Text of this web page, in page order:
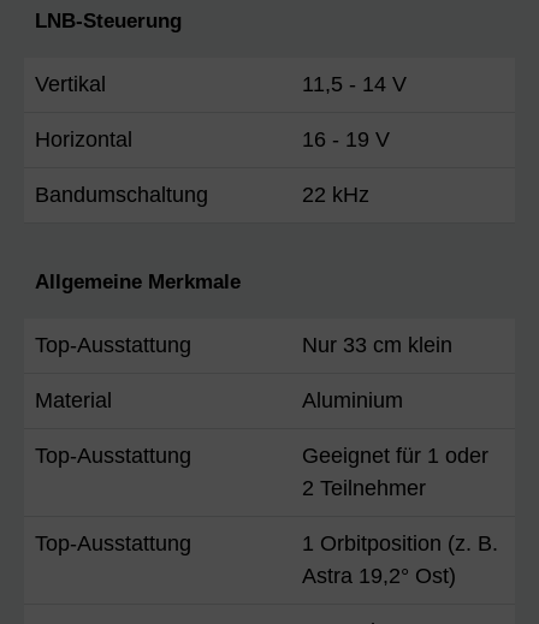
LNB-Steuerung
Vertikal 11,5 - 14 V
Horizontal 16 - 19 V
Bandumschaltung 22 kHz
Allgemeine Merkmale
Top-Ausstattung Nur 33 cm klein
Material Aluminium
Top-Ausstattung
Geeignet für 1 oder
2 Teilnehmer
Top-Ausstattung
1 Orbitposition (z. B.
Astra 19,2° Ost)